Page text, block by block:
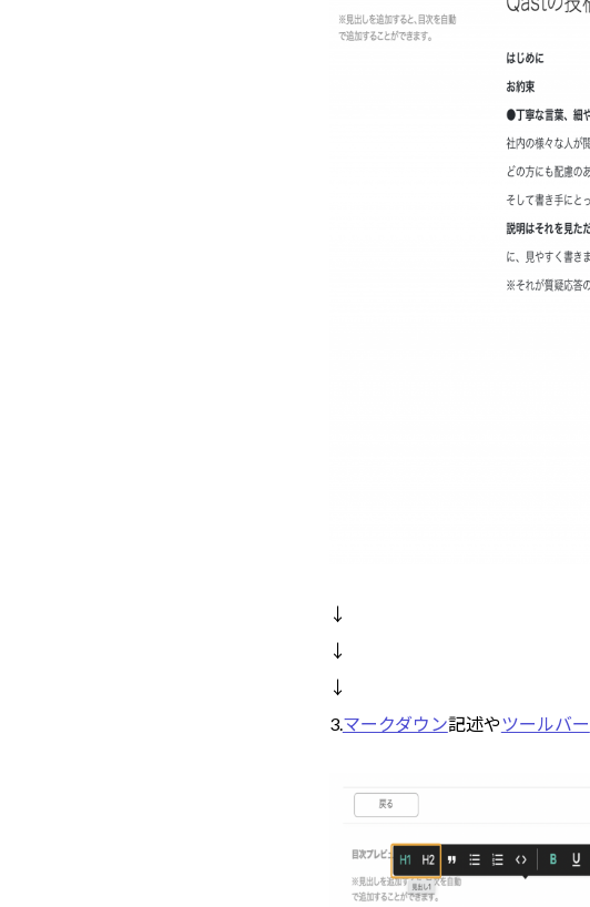
↓
↓
↓
3.マークダウン記述やツールバー